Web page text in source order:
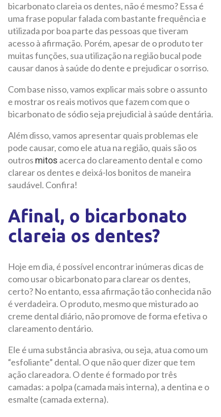
bicarbonato clareia os dentes, não é mesmo? Essa é
uma frase popular falada com bastante frequência e
utilizada por boa parte das pessoas que tiveram
acesso à afirmação. Porém, apesar de o produto ter
muitas funções, sua utilização na região bucal pode
causar danos à saúde do dente e prejudicar o sorriso.
Com base nisso, vamos explicar mais sobre o assunto
e mostrar os reais motivos que fazem com que o
bicarbonato de sódio seja prejudicial à saúde dentária.
Além disso, vamos apresentar quais problemas ele
pode causar, como ele atua na região, quais são os
outros mitos acerca do clareamento dental e como
clarear os dentes e deixá-los bonitos de maneira
saudável. Confira!
Afinal, o bicarbonato
clareia os dentes?
Hoje em dia, é possível encontrar inúmeras dicas de
como usar o bicarbonato para clarear os dentes,
certo? No entanto, essa afirmação tão conhecida não
é verdadeira. O produto, mesmo que misturado ao
creme dental diário, não promove de forma efetiva o
clareamento dentário.
Ele é uma substância abrasiva, ou seja, atua como um
“esfoliante” dental. O que não quer dizer que tem
ação clareadora. O dente é formado por três
camadas: a polpa (camada mais interna), a dentina e o
esmalte (camada externa).